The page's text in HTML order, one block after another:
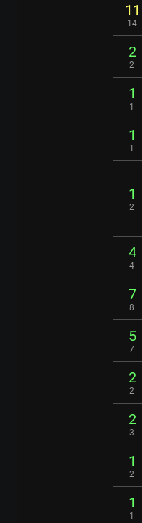
11
14
2
2
1
1
1
1
1
2
4
4
7
8
5
7
2
2
2
3
1
2
1
1